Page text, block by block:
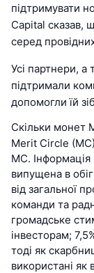
підтримувати
Capital сказав,
серед провідних
Усі партнери, а
підтримали
допомогли їй
Скільки монет
Merit Circle
MC.
випущена в
від загальної
команди та
громадське
інвесторам;
тоді як
використані як